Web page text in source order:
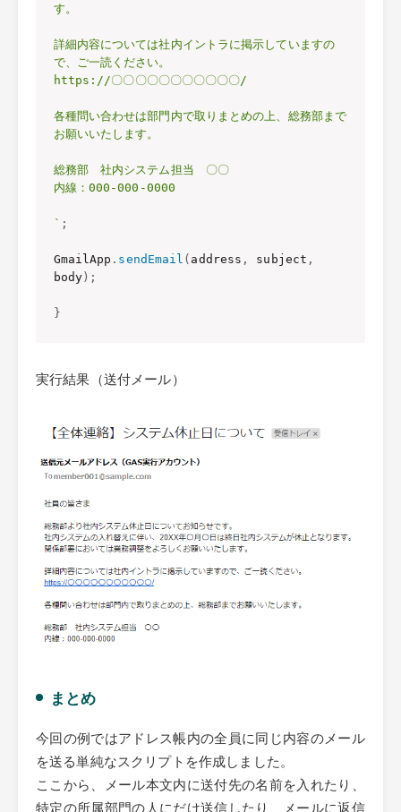
す。
詳細内容については社内イントラに掲示していますの
で、ご一読ください。
https://〇〇〇〇〇〇〇〇〇〇〇/
各種問い合わせは部門内で取りまとめの上、総務部まで
お願いいたします。
総務部　社内システム担当　〇〇
内線：000-000-0000
` ;
GmailApp . sendEmail ( address , subject ,
body) ;
}
実行結果（送付メール）
まとめ
今回の例ではアドレス帳内の全員に同じ内容のメール
を送る単純なスクリプトを作成しました。
ここから、メール本文内に送付先の名前を入れたり、
特定の所属部門の人にだけ送信したり、メールに返信